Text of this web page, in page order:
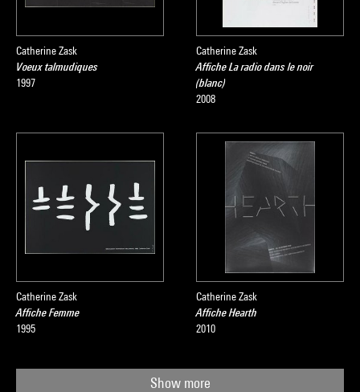
Catherine Zask
Voeux talmudiques
1997
Catherine Zask
Affiche La radio dans le noir
(blanc)
2008
Catherine Zask
Affiche Femme
1995
Catherine Zask
Affiche Hearth
2010
Show more